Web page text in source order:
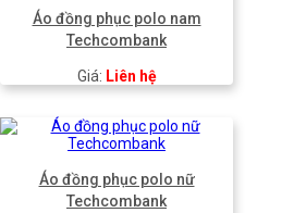
Áo đồng phục polo nam
Techcombank
Giá: Liên hệ
Áo đồng phục polo nữ
Techcombank